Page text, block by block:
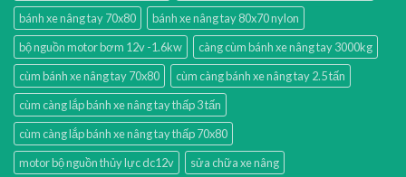
bánh xe nâng tay 70x80
bánh xe nâng tay 80x70 nylon
bộ nguồn motor bơm 12v -1.6kw
càng cùm bánh xe nâng tay 3000kg
cùm bánh xe nâng tay 70x80
cùm càng bánh xe nâng tay 2.5 tấn
cùm càng lắp bánh xe nâng tay thấp 3 tấn
cùm càng lắp bánh xe nâng tay thấp 70x80
motor bộ nguồn thủy lực dc12v
sửa chữa xe nâng